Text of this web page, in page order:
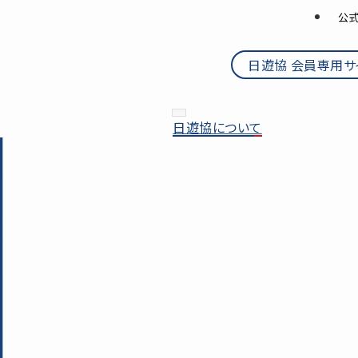
公
日遊協 会員専用
日遊協について